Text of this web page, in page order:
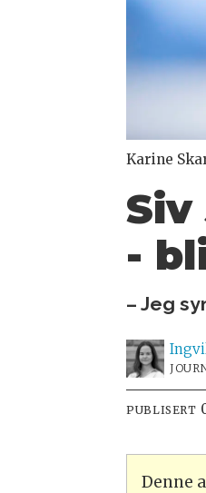
Karine
-
– Jeg
PUBLISERT
Denne